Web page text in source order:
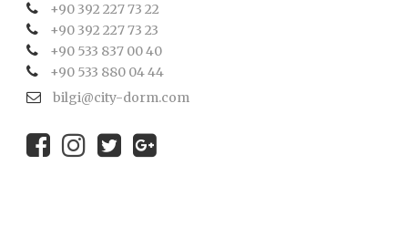
+90 392 227 73 22
+90 392 227 73 23
+90 533 837 00 40
+90 533 880 04 44
bilgi@city-dorm.com